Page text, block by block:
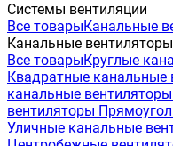
Системы вентиляции
Все товарыКанальные
Канальные вентиляторы
Все товарыКруглые
Квадратные канальные
канальные вентиляторы
вентиляторы
Уличные канальные